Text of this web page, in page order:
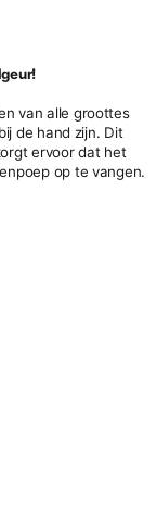
van alle groottes
de hand zijn. Dit
ervoor dat het
op te vangen.